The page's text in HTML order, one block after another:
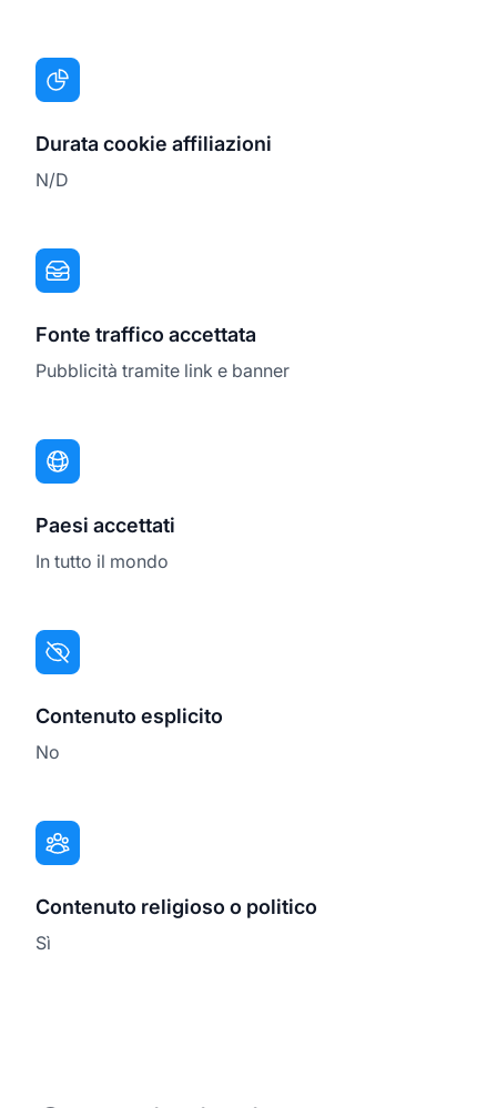
Durata cookie affiliazioni
N/D
Fonte traffico accettata
Pubblicità tramite link e banner
Paesi accettati
In tutto il mondo
Contenuto esplicito
No
Contenuto religioso o politico
Sì